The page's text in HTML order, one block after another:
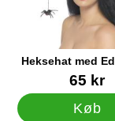
Heksehat med
65 kr
Køb